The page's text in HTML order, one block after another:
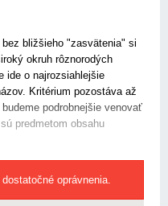
bližšieho "zasvätenia" si
okruh rôznorodých
ide o najrozsiahlejšie
Kritérium pozostáva až
podrobnejšie venovať
predmetom obsahu
oprávnenia.